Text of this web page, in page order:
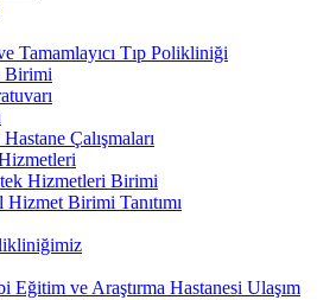
Tamamlayıcı Tıp Polikliniği
Birimi
Çalışmaları
Hizmetleri Birimi
Hizmet Birimi Tanıtımı
Eğitim ve Araştırma Hastanesi Ulaşım